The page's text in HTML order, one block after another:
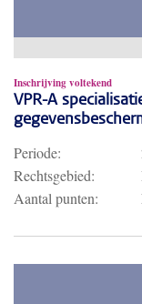
Inschrijving voltekend
VPR-A
Periode:
Rechtsgebied:
Aantal punten: